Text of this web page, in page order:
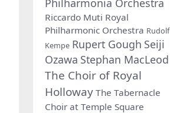
Riccardo Muti Royal
Philharmonic Orchestra Rudolf
Kempe Rupert Gough Seiji
Ozawa Stephan MacLeod
The Choir of Royal
Holloway The Tabernacle
Choir at Temple Square